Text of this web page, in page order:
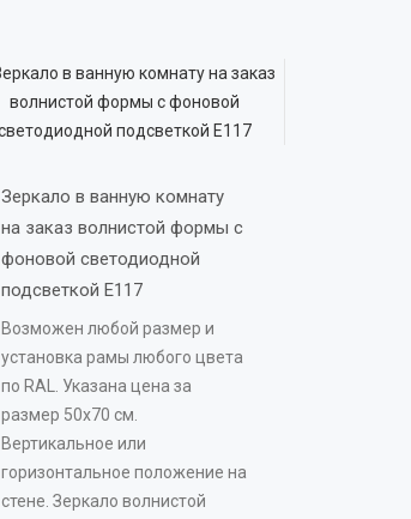
Зеркало в ванную комнату
на заказ волнистой формы с
фоновой светодиодной
подсветкой E117
Возможен любой размер и
установка рамы любого цвета
по RAL. Указана цена за
размер 50х70 см.
Вертикальное или
горизонтальное положение на
стене. Зеркало волнистой